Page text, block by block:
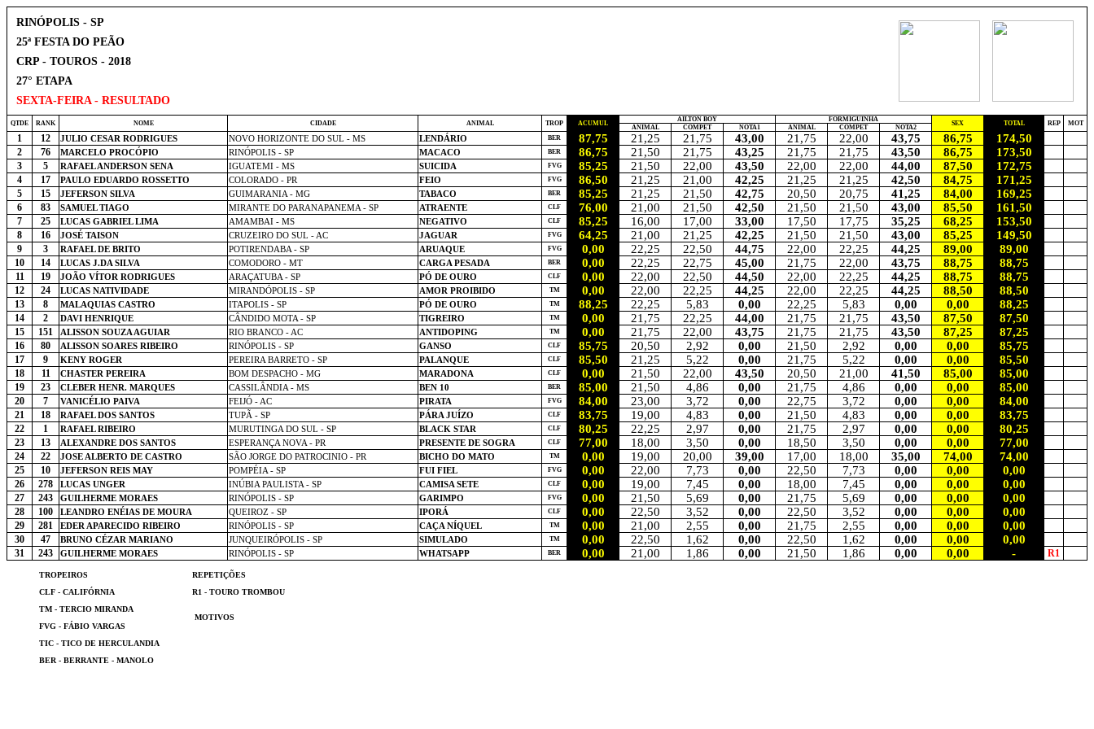
RINÓPOLIS - SP
25ª FESTA DO PEÃO
CRP - TOUROS - 2018
27° ETAPA
SEXTA-FEIRA - RESULTADO
QTDE RANK NOME CIDADE ANIMAL TROP ACUMUL
AÍLTON BOY FORMIGUINHA
SEX TOTAL REP MOT
ANIMAL COMPET NOTA1 ANIMAL COMPET NOTA2
1 12 JULIO CESAR RODRIGUES NOVO HORIZONTE DO SUL - MS LENDÁRIO BER 87,75 21,25 21,75 43,00 21,75 22,00 43,75 86,75 174,50
2 76 MARCELO PROCÓPIO RINÓPOLIS - SP MACACO BER 86,75 21,50 21,75 43,25 21,75 21,75 43,50 86,75 173,50
3 5 RAFAEL ANDERSON SENA IGUATEMI - MS SUICIDA FVG 85,25 21,50 22,00 43,50 22,00 22,00 44,00 87,50 172,75
4 17 PAULO EDUARDO ROSSETTO COLORADO - PR FEIO FVG 86,50 21,25 21,00 42,25 21,25 21,25 42,50 84,75 171,25
5 15 JEFERSON SILVA GUIMARANIA - MG TABACO BER 85,25 21,25 21,50 42,75 20,50 20,75 41,25 84,00 169,25
6 83 SAMUEL TIAGO MIRANTE DO PARANAPANEMA - SP ATRAENTE CLF 76,00 21,00 21,50 42,50 21,50 21,50 43,00 85,50 161,50
7 25 LUCAS GABRIEL LIMA AMAMBAI - MS NEGATIVO CLF 85,25 16,00 17,00 33,00 17,50 17,75 35,25 68,25 153,50
8 16 JOSÉ TAISON CRUZEIRO DO SUL - AC JAGUAR FVG 64,25 21,00 21,25 42,25 21,50 21,50 43,00 85,25 149,50
9 3 RAFAEL DE BRITO POTIRENDABA - SP ARUAQUE FVG 0,00 22,25 22,50 44,75 22,00 22,25 44,25 89,00 89,00
10 14 LUCAS J.DA SILVA COMODORO - MT CARGA PESADA BER 0,00 22,25 22,75 45,00 21,75 22,00 43,75 88,75 88,75
11 19 JOÃO VÍTOR RODRIGUES ARAÇATUBA - SP PÓ DE OURO CLF 0,00 22,00 22,50 44,50 22,00 22,25 44,25 88,75 88,75
12 24 LUCAS NATIVIDADE MIRANDÓPOLIS - SP AMOR PROIBIDO TM 0,00 22,00 22,25 44,25 22,00 22,25 44,25 88,50 88,50
13 8 MALAQUIAS CASTRO ITAPOLIS - SP PÓ DE OURO TM 88,25 22,25 5,83 0,00 22,25 5,83 0,00 0,00 88,25
14 2 DAVI HENRIQUE CÂNDIDO MOTA - SP TIGREIRO TM 0,00 21,75 22,25 44,00 21,75 21,75 43,50 87,50 87,50
15 151 ALISSON SOUZA AGUIAR RIO BRANCO - AC ANTIDOPING TM 0,00 21,75 22,00 43,75 21,75 21,75 43,50 87,25 87,25
16 80 ALISSON SOARES RIBEIRO RINÓPOLIS - SP GANSO CLF 85,75 20,50 2,92 0,00 21,50 2,92 0,00 0,00 85,75
17 9 KENY ROGER PEREIRA BARRETO - SP PALANQUE CLF 85,50 21,25 5,22 0,00 21,75 5,22 0,00 0,00 85,50
18 11 CHASTER PEREIRA BOM DESPACHO - MG MARADONA CLF 0,00 21,50 22,00 43,50 20,50 21,00 41,50 85,00 85,00
19 23 CLEBER HENR. MARQUES CASSILÂNDIA - MS BEN 10 BER 85,00 21,50 4,86 0,00 21,75 4,86 0,00 0,00 85,00
20 7 VANICÉLIO PAIVA FEIJÓ - AC PIRATA FVG 84,00 23,00 3,72 0,00 22,75 3,72 0,00 0,00 84,00
21 18 RAFAEL DOS SANTOS TUPÃ - SP PÁRA JUÍZO CLF 83,75 19,00 4,83 0,00 21,50 4,83 0,00 0,00 83,75
22 1 RAFAEL RIBEIRO MURUTINGA DO SUL - SP BLACK STAR CLF 80,25 22,25 2,97 0,00 21,75 2,97 0,00 0,00 80,25
23 13 ALEXANDRE DOS SANTOS ESPERANÇA NOVA - PR PRESENTE DE SOGRA CLF 77,00 18,00 3,50 0,00 18,50 3,50 0,00 0,00 77,00
24 22 JOSE ALBERTO DE CASTRO SÃO JORGE DO PATROCINIO - PR BICHO DO MATO TM 0,00 19,00 20,00 39,00 17,00 18,00 35,00 74,00 74,00
25 10 JEFERSON REIS MAY POMPÉIA - SP FUI FIEL FVG 0,00 22,00 7,73 0,00 22,50 7,73 0,00 0,00 0,00
26 278 LUCAS UNGER INÚBIA PAULISTA - SP CAMISA SETE CLF 0,00 19,00 7,45 0,00 18,00 7,45 0,00 0,00 0,00
27 243 GUILHERME MORAES RINÓPOLIS - SP GARIMPO FVG 0,00 21,50 5,69 0,00 21,75 5,69 0,00 0,00 0,00
28 100 LEANDRO ENÉIAS DE MOURA QUEIROZ - SP IPORÁ CLF 0,00 22,50 3,52 0,00 22,50 3,52 0,00 0,00 0,00
29 281 EDER APARECIDO RIBEIRO RINÓPOLIS - SP CAÇA NÍQUEL TM 0,00 21,00 2,55 0,00 21,75 2,55 0,00 0,00 0,00
30 47 BRUNO CÉZAR MARIANO JUNQUEIRÓPOLIS - SP SIMULADO TM 0,00 22,50 1,62 0,00 22,50 1,62 0,00 0,00 0,00
31 243 GUILHERME MORAES RINÓPOLIS - SP WHATSAPP BER 0,00 21,00 1,86 0,00 21,50 1,86 0,00 0,00 - R1
TROPEIROS
CLF - CALIFÓRNIA
TM - TERCIO MIRANDA
FVG - FÁBIO VARGAS
TIC - TICO DE HERCULANDIA
BER - BERRANTE - MANOLO
REPETIÇÕES
R1 - TOURO TROMBOU
MOTIVOS